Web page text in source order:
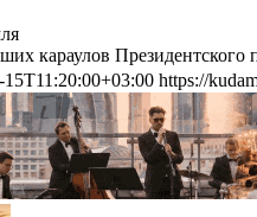
караулов Президентского
15T11:20:00+03:00 https://